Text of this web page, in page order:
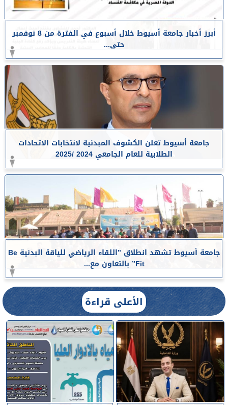
أبرز أخبار جامعة أسيوط خلال أسبوع في الفترة من 8 نوفمبر
حتى...
جامعة أسيوط تعلن الكشوف المبدئية لانتخابات الاتحادات
الطلابية للعام الجامعي 2024 /2025
جامعة أسيوط تشهد انطلاق ”اللقاء الرياضي للياقة البدنية Be
Fit” بالتعاون مع...
الأعلى قراءة